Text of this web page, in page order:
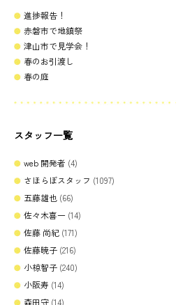
進捗報告！
赤磐市で地鎮祭
津山市で見学会！
春のお引渡し
春の庭
スタッフ一覧
web 開発者 (4)
さほらぼスタッフ (1097)
五藤雄也 (66)
佐々木喜一 (14)
佐藤 尚紀 (171)
佐藤暁子 (216)
小椋智子 (240)
小阪寿 (14)
森田守 (14)